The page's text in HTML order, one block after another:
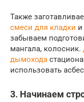
Также
смеси для кладки
забываем
мангала, колосник.
дымохода
использовать
3. Начинаем